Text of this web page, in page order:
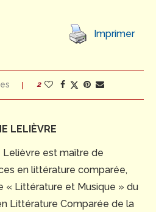
Imprimer
2
LELIÈVRE
Lelièvre est maître de
en littérature comparée,
« Littérature et Musique » du
Littérature Comparée de la